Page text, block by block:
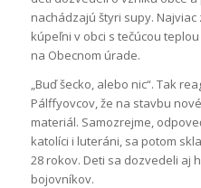
nachádzajú štyri supy.
kúpeľni v obci s tečúcou
na Obecnom úrade.
„Buď šecko, alebo nic“. Tak
Pálffyovcov, že na stavbu
materiál. Samozrejme,
katolíci i luteráni, sa potom
28 rokov. Deti sa dozvedeli aj
bojovníkov.